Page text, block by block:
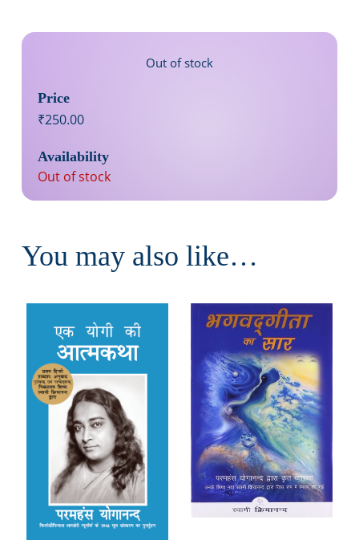
Out of stock
Price
₹250.00
Availability
Out of stock
You may also like…